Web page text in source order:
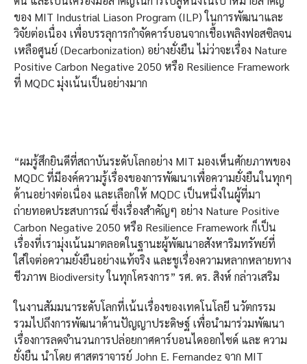
ของ MIT Industrial Liason Program (ILP) ในการพัฒนาและ
วิจัยต่อเนื่อง เพื่อบรรลุการกำจัดคาร์บอนจากเชื้อเพลิงฟอสซิลจน
เหลือศูนย์ (Decarbonization) อย่างยั่งยืน ไม่ว่าจะเรื่อง Nature
Positive Carbon Negative 2050 หรือ Resilience Framework
ที่ MQDC มุ่งเน้นเป็นอย่างมาก
“ผมรู้สึกยินดีที่สถาบันระดับโลกอย่าง MIT มองเห็นศักยภาพของ
MQDC ที่มีองค์ความรู้เรื่องของการพัฒนาเพื่อความยั่งยืนในทุกๆ
ด้านอย่างต่อเนื่อง และเลือกให้ MQDC เป็นหนึ่งในผู้ที่มา
ถ่ายทอดประสบการณ์ ซึ่งเรื่องสำคัญๆ อย่าง Nature Positive
Carbon Negative 2050 หรือ Resilience Framework ก็เป็น
เรื่องที่เรามุ่งเน้นมาตลอดในฐานะผู้พัฒนาอสังหาริมทรัพย์ที่
ใส่ใจต่อความยั่งยืนอย่างแท้จริง และชูเรื่องความหลากหลายทาง
ชีวภาพ Biodiversity ในทุกโครงการ” รศ. ดร. สิงห์ กล่าวเสริม
ในงานสัมมนาระดับโลกที่เน้นเรื่องของเทคโนโลยี นวัตกรรม
รวมไปถึงการพัฒนาด้านปัญญาประดิษฐ์ เพื่อนำมาร่วมพัฒนา
เรื่องการลดจำนวนการปล่อยกาศคาร์บอนไดออกไซด์ และ ความ
ยั่งยืน นำโดย ศาสตราจารย์ John E. Fernandez จาก MIT